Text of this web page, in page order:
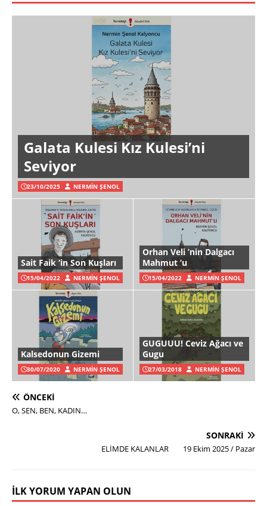
Galata Kulesi Kız Kulesi’ni
Seviyor
23/10/2025 NERMIN ŞENOL
Sait Faik ‘in Son Kuşları
15/04/2022 NERMIN ŞENOL
Orhan Veli ’nin Dalgacı
Mahmut ’u
15/04/2022 NERMIN ŞENOL
Kalsedonun Gizemi
30/07/2020 NERMIN ŞENOL
GUGUUU! Ceviz Ağacı ve
Gugu
27/03/2018 NERMIN ŞENOL
ÖNCEKI
O, SEN, BEN, KADIN…
SONRAKI
ELİMDE KALANLAR 19 Ekim 2025 / Pazar
İLK YORUM YAPAN OLUN